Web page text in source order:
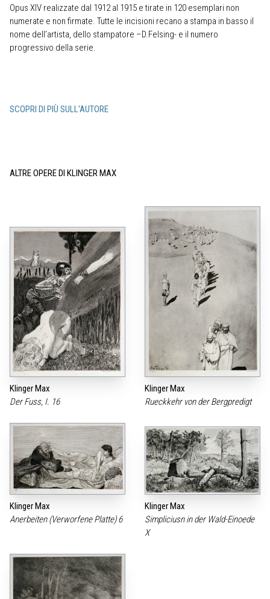
Opus XIV realizzate dal 1912 al 1915 e tirate in 120 esemplari non
numerate e non firmate. Tutte le incisioni recano a stampa in basso il
nome dell’artista, dello stampatore –D.Felsing- e il numero
progressivo della serie.
SCOPRI DI PIÙ SULL'AUTORE
ALTRE OPERE DI KLINGER MAX
Klinger Max
Der Fuss, I. 16
Klinger Max
Rueckkehr von der Bergpredigt
Klinger Max
Anerbeiten (Verworfene Platte) 6
Klinger Max
Simpliciusn in der Wald-Einoede
X